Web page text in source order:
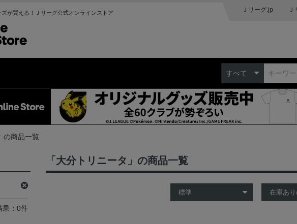
が買える！Ｊリーグ公式オンラインストア Ｊリーグ.jp
すべて
の商品一覧
「大分トリニータ」の商品一覧
果：0件